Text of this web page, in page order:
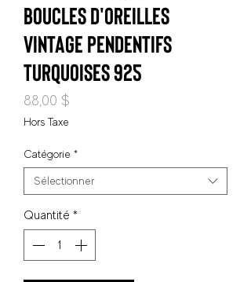
Boucles d'oreilles
vintage pendentifs
turquoises 925
88,00 $
Hors Taxe
Catégorie *
Sélectionner
Quantité *